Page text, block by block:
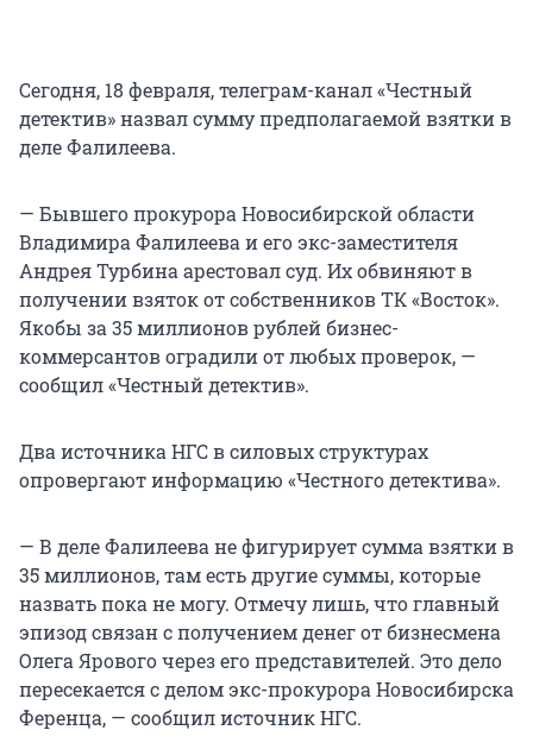
Сегодня, 18 февраля, телеграм-канал «Честный
детектив» назвал сумму предполагаемой взятки в
деле Фалилеева.
— Бывшего прокурора Новосибирской области
Владимира Фалилеева и его экс-заместителя
Андрея Турбина арестовал суд. Их обвиняют в
получении взяток от собственников ТК «Восток».
Якобы за 35 миллионов рублей бизнес-
коммерсантов оградили от любых проверок, —
сообщил «Честный детектив».
Два источника НГС в силовых структурах
опровергают информацию «Честного детектива».
— В деле Фалилеева не фигурирует сумма взятки в
35 миллионов, там есть другие суммы, которые
назвать пока не могу. Отмечу лишь, что главный
эпизод связан с получением денег от бизнесмена
Олега Ярового через его представителей. Это дело
пересекается с делом экс-прокурора Новосибирска
Ференца, — сообщил источник НГС.